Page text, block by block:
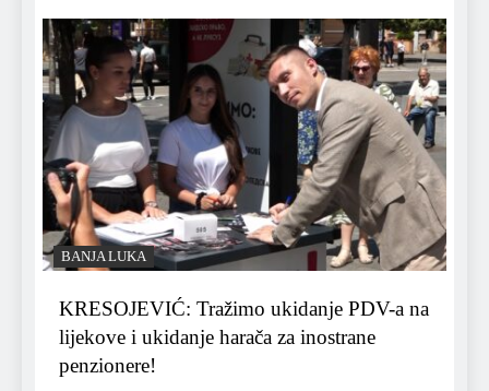
BANJA LUKA
KRESOJEVIĆ: Tražimo ukidanje PDV-a na
lijekove i ukidanje harača za inostrane
penzionere!